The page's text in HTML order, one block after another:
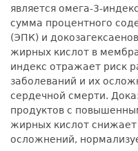
является омега-3-
сумма процентного
(ЭПК) и
жирных кислот в
индекс отражает риск
заболеваний и их
сердечной смерти.
продуктов с
жирных кислот
осложнений,